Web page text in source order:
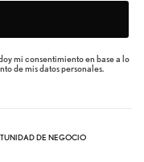
mi consentimiento en base a lo
de mis datos personales.
DE NEGOCIO